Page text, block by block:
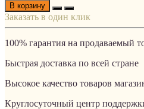
В корзину
Заказать в один клик
100% гарантия на продаваемый
Быстрая доставка по всей стране
Высокое качество товаров
Круглосуточный центр